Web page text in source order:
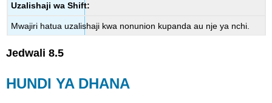
Uzalishaji wa Shift:
Mwajiri hatua uzalishaji kwa nonunion kupanda au nje ya nchi.
Jedwali 8.5
HUNDI YA DHANA